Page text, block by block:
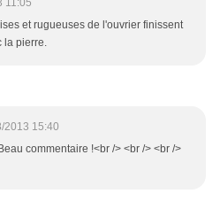
11:05
et rugueuses de l'ouvrier finissent
la pierre.
2013 15:40
commentaire !<br /> <br /> <br />